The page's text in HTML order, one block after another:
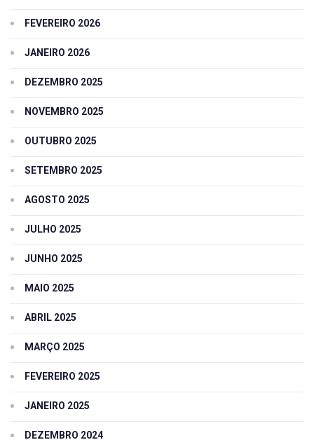
FEVEREIRO 2026
JANEIRO 2026
DEZEMBRO 2025
NOVEMBRO 2025
OUTUBRO 2025
SETEMBRO 2025
AGOSTO 2025
JULHO 2025
JUNHO 2025
MAIO 2025
ABRIL 2025
MARÇO 2025
FEVEREIRO 2025
JANEIRO 2025
DEZEMBRO 2024